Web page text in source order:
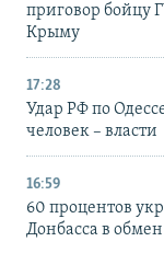
приговор бойцу
Крыму
17:28
Удар РФ по
человек – власти
16:59
60 процентов
Донбасса в